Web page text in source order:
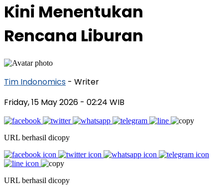
Kini Menentukan
Rencana Liburan
Tim Indonomics - Writer
Friday, 15 May 2026 - 02:24 WIB
URL berhasil dicopy
URL berhasil dicopy